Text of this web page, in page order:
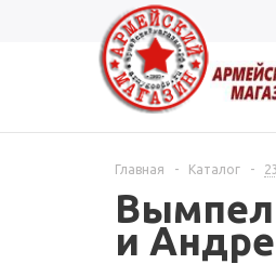
Главная - Каталог -
Вымпел
и